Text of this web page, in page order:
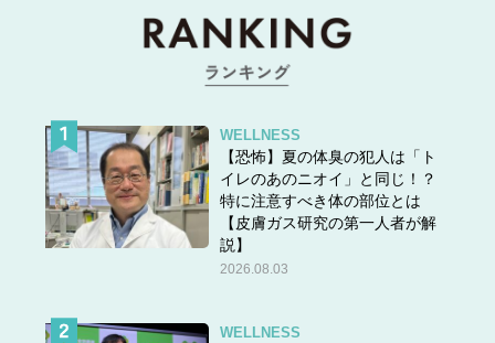
WELLNESS
【恐怖】夏の体臭の犯人は「ト
イレのあのニオイ」と同じ！？
特に注意すべき体の部位とは
【皮膚ガス研究の第一人者が解
説】
2026.08.03
WELLNESS